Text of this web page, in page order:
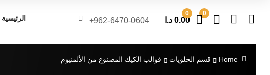
0
0
0.00 د.ا 962-6470-0604+ الرئيسية
Home قسم الحلويات قوالب الكيك المصنوع من الألمنيوم